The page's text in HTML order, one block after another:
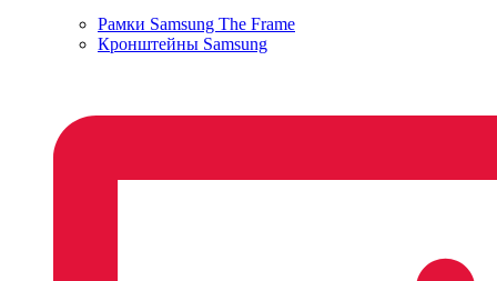
Рамки Samsung The Frame
Кронштейны Samsung